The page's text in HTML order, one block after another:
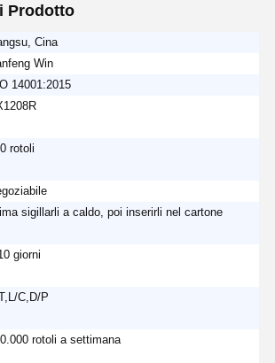
Prodotto
Cina
Win
14001:2015
rotoli
sigillarli a caldo, poi inserirli nel cartone
giorni
C,D/P
rotoli a settimana